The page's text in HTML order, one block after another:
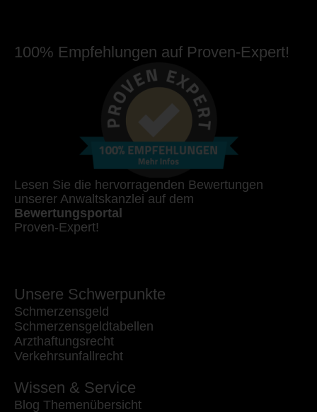
100% Empfehlungen auf Proven-Expert!
Lesen Sie die hervorragenden Bewertungen
unserer Anwaltskanzlei auf dem
Bewertungsportal
Proven-Expert!
Unsere Schwerpunkte
Schmerzensgeld
Schmerzensgeldtabellen
Arzthaftungsrecht
Verkehrsunfallrecht
Wissen & Service
Blog Themenübersicht